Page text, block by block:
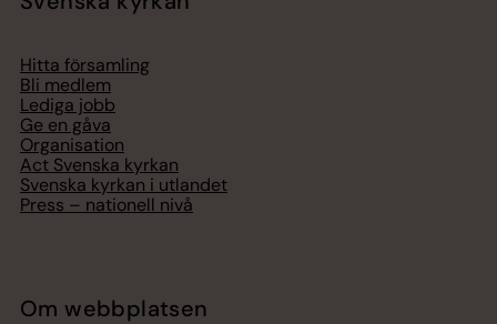
Hitta församling
Bli medlem
Lediga jobb
Ge en gåva
Organisation
Act Svenska kyrkan
Svenska kyrkan i utlandet
Press – nationell nivå
Om webbplatsen